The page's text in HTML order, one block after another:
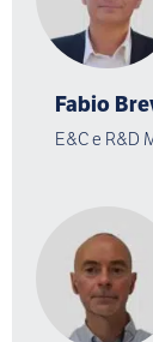
Fabio
E&C e R&D